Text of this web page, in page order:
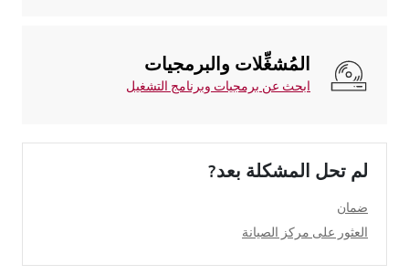
المُشغِّلات والبرمجيات
ابحث عن برمجيات وبرنامج التشغيل
لم تحل المشكلة بعد?
ضمان
العثور على مركز الصيانة